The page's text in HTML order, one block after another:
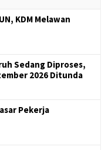
KDM Melawan
Sedang Diproses,
2026 Ditunda
Pekerja